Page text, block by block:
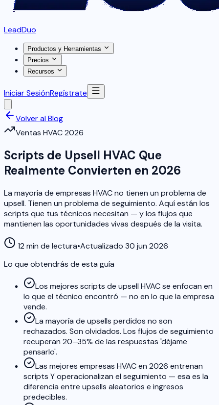
LeadDuo
Productos y Herramientas
Precios
Recursos
Iniciar SesiónRegístrate
Volver al Blog
Ventas HVAC 2026
Scripts de Upsell HVAC Que
Realmente Convierten en 2026
La mayoría de empresas HVAC no tienen un problema de
upsell. Tienen un problema de seguimiento. Aquí están los
scripts que tus técnicos necesitan — y los flujos que
mantienen las oportunidades vivas después de la visita.
12 min de lectura•Actualizado 30 jun 2026
Lo que obtendrás de esta guía
Los mejores scripts de upsell HVAC se enfocan en
lo que el técnico encontró — no en lo que la empresa
vende.
La mayoría de upsells perdidos no son
rechazados. Son olvidados. Los flujos de seguimiento
recuperan 20–35% de las respuestas 'déjame
pensarlo'.
Las mejores empresas HVAC en 2026 entrenan
scripts Y operacionalizan el seguimiento — esa es la
diferencia entre upsells aleatorios e ingresos
predecibles.